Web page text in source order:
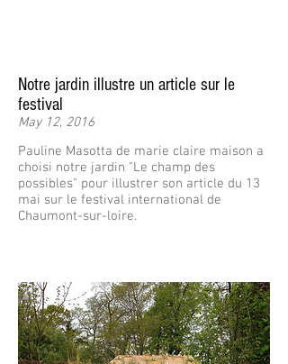
Notre jardin illustre un article sur le
festival
May 12, 2016
Pauline Masotta de marie claire maison a
choisi notre jardin "Le champ des
possibles" pour illustrer son article du 13
mai sur le festival international de
Chaumont-sur-loire.